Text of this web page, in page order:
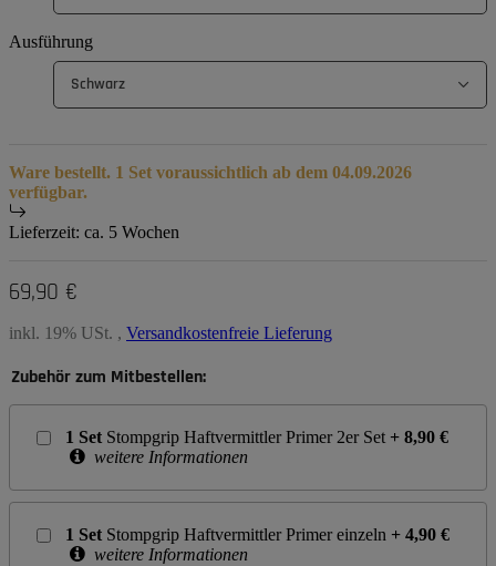
Ausführung
Schwarz
Ware bestellt. 1 Set voraussichtlich ab dem 04.09.2026
verfügbar.
Lieferzeit: ca. 5 Wochen
69,90 €
inkl. 19% USt. , Versandkostenfreie Lieferung
Zubehör zum Mitbestellen:
1 Set Stompgrip Haftvermittler Primer 2er Set + 8,90 €
weitere Informationen
1 Set Stompgrip Haftvermittler Primer einzeln + 4,90 €
weitere Informationen